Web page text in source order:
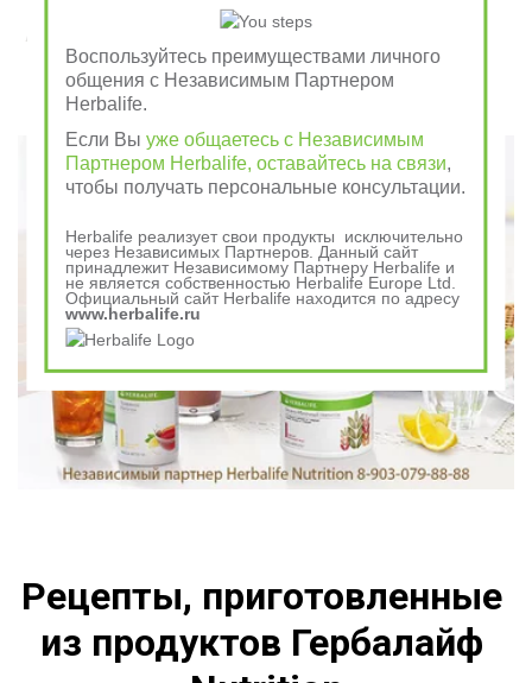
Завтрак съешь сам, обед раздели с другом, ужин
отдай врагу
Рецепты, приготовленные
из продуктов Гербалайф
Воспользуйтесь преимуществами личного
общения с Независимым Партнером
Herbalife.
Если Выуже общаетесь с Независимым
Партнером Herbalife, оставайтесь на связи,
чтобы получать персональные консультации.
Herbalife реализует свои продукты исключительно
через Независимых Партнеров. Данный сайт
принадлежит Независимому Партнеру Herbalife и
не является собственностью Herbalife Europe Ltd.
Официальный сайт Herbalife находится по адресу
www.herbalife.ru